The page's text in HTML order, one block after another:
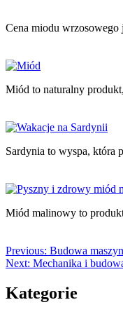
Cena miodu wrzosowego
Miód to naturalny
Sardynia to wyspa, która
Miód malinowy to
Previous: Budowa
Next: Mechanika i
Kategorie